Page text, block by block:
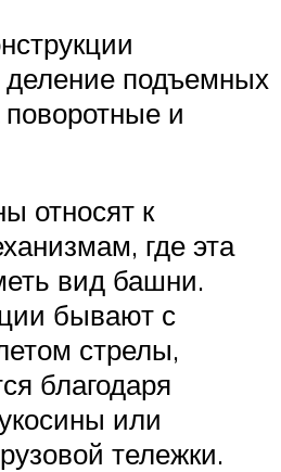
деление подъемных
и
относят к
где эта
вид башни.
бывают с
стрелы,
благодаря
или
тележки.